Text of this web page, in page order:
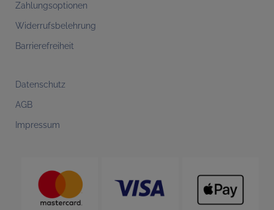
Zahlungsoptionen
Widerrufsbelehrung
Barrierefreiheit
Datenschutz
AGB
Impressum